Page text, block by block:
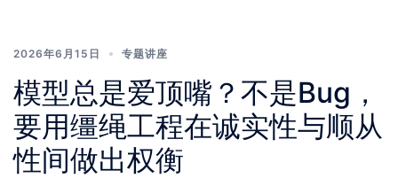
2026年6月15日 专题讲座
模型总是爱顶嘴？不是Bug，
要用缰绳工程在诚实性与顺从
性间做出权衡